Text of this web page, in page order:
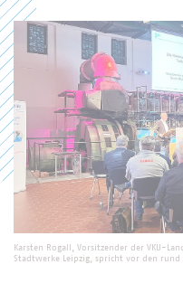
Karsten Rogall, Vorsitzender der VKU-
Stadtwerke Leipzig, spricht vor den